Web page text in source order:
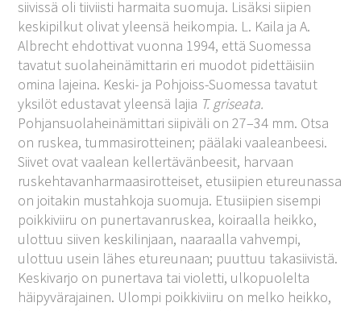
siivissä oli tiiviisti harmaita suomuja. Lisäksi siipien
keskipilkut olivat yleensä heikompia. L. Kaila ja A.
Albrecht ehdottivat vuonna 1994, että Suomessa
tavatut suolaheinämittarin eri muodot pidettäisiin
omina lajeina. Keski- ja Pohjoiss-Suomessa tavatut
yksilöt edustavat yleensä lajia T. griseata.
Pohjansuolaheinämittari siipiväli on 27–34 mm. Otsa
on ruskea, tummasirotteinen; päälaki vaaleanbeesi.
Siivet ovat vaalean kellertävänbeesit, harvaan
ruskehtavanharmaasirotteiset, etusiipien etureunassa
on joitakin mustahkoja suomuja. Etusiipien sisempi
poikkiviiru on punertavanruskea, koiraalla heikko,
ulottuu siiven keskilinjaan, naaraalla vahvempi,
ulottuu usein lähes etureunaan; puuttuu takasiivistä.
Keskivarjo on punertava tai violetti, ulkopuolelta
häipyvärajainen. Ulompi poikkiviiru on melko heikko,